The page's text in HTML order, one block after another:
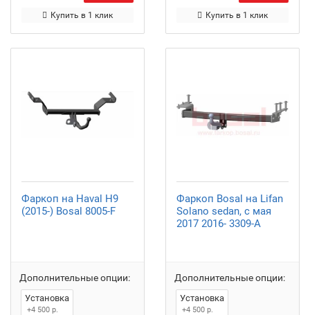
Купить в 1 клик Купить в 1 клик
Фаркоп на Haval H9
(2015-) Bosal 8005-F
Дополнительные опции:
Установка
+4 500 р.
Фаркоп Bosal на Lifan
Solano sedan, с мая
2017 2016- 3309-A
Дополнительные опции:
Установка
+4 500 р.